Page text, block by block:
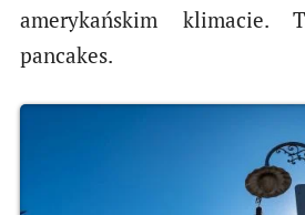
amerykańskim klimacie.
pancakes.